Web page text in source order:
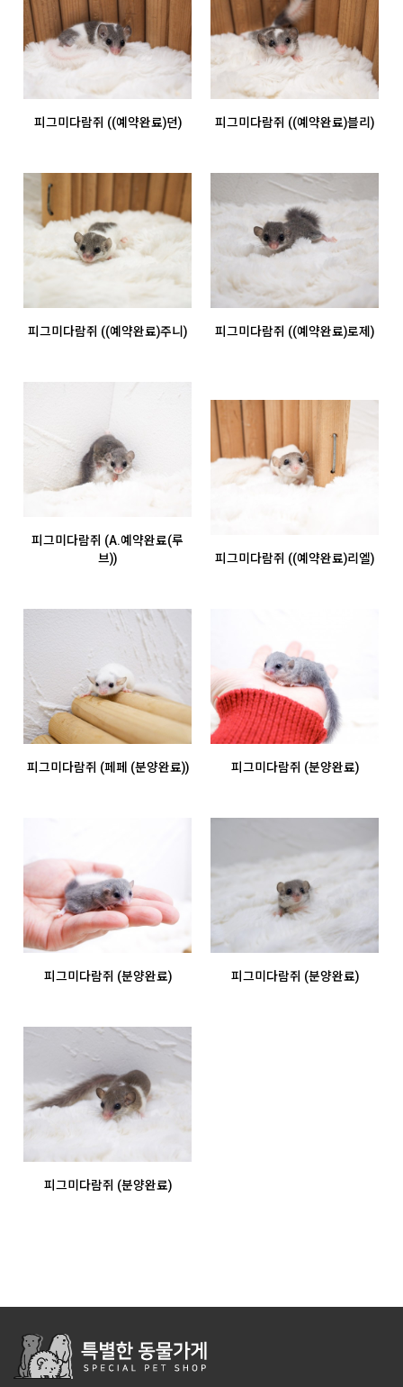
피그미다람쥐 ((예약완료)던) 피그미다람쥐 ((예약완료)블리)
피그미다람쥐 ((예약완료)주니) 피그미다람쥐 ((예약완료)로제)
피그미다람쥐 (A.예약완료(루
브))
피그미다람쥐 ((예약완료)리엘)
피그미다람쥐 (페페 (분양완료)) 피그미다람쥐 (분양완료)
피그미다람쥐 (분양완료) 피그미다람쥐 (분양완료)
피그미다람쥐 (분양완료)